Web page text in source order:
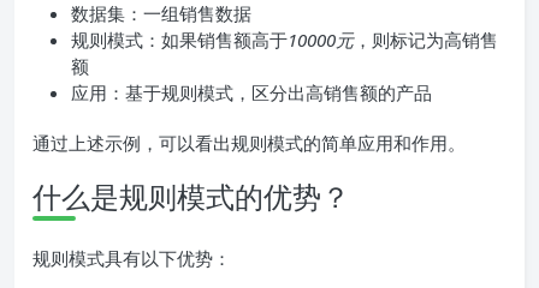
数据集：一组销售数据
规则模式：如果销售额高于10000元，则标记为高销售
额
应用：基于规则模式，区分出高销售额的产品
通过上述示例，可以看出规则模式的简单应用和作用。
什么是规则模式的优势？
规则模式具有以下优势：